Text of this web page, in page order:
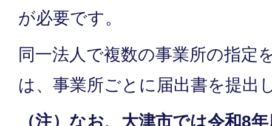
が必要です。
同一法人で複数の事業所の指定
は、事業所ごとに届出書を提出
（注）なお、大津市では令和8